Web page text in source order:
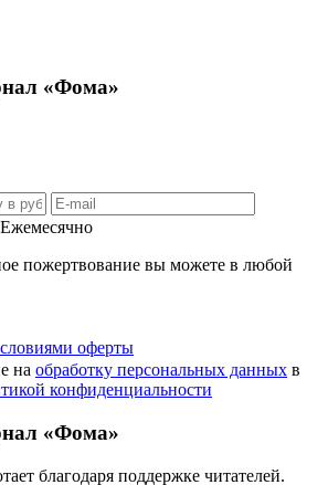
«Фома»
Ежемесячно
пожертвование вы можете в любой
оферты
на обработку персональных данных в
конфиденциальности
«Фома»
благодаря поддержке читателей.